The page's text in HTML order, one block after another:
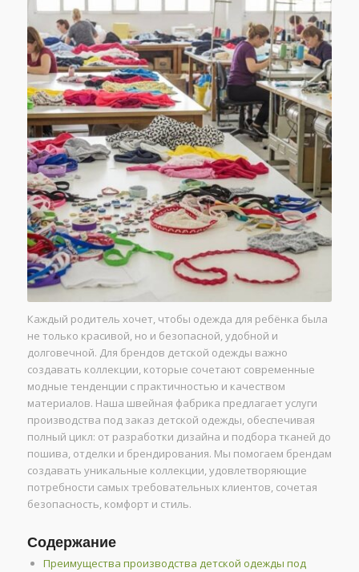
Каждый родитель хочет, чтобы одежда для ребёнка была
не только красивой, но и безопасной, удобной и
долговечной. Для брендов детской одежды важно
создавать коллекции, которые сочетают современные
модные тенденции с практичностью и качеством
материалов. Наша швейная фабрика предлагает услуги
производства под заказ детской одежды, обеспечивая
полный цикл: от разработки дизайна и подбора тканей до
пошива, отделки и брендирования. Мы помогаем брендам
создавать уникальные коллекции, удовлетворяющие
потребности самых требовательных клиентов, сочетая
безопасность, комфорт и стиль.
Содержание
Преимущества производства детской одежды под